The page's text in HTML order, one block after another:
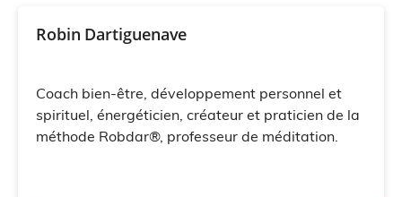
Robin Dartiguenave
Coach bien-être, développement personnel et
spirituel, énergéticien, créateur et praticien de la
méthode Robdar®, professeur de méditation.